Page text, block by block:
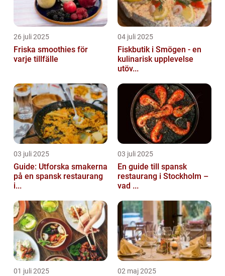
26 juli 2025
Friska smoothies för
varje tillfälle
04 juli 2025
Fiskbutik i Smögen - en
kulinarisk upplevelse
utöv...
03 juli 2025
Guide: Utforska smakerna
på en spansk restaurang
i...
03 juli 2025
En guide till spansk
restaurang i Stockholm –
vad ...
01 juli 2025 02 maj 2025